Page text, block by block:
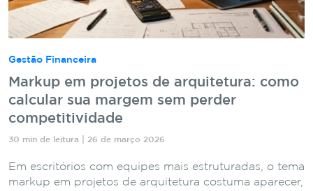
Gestão Financeira
Markup em projetos de arquitetura: como
calcular sua margem sem perder
competitividade
30 min de leitura | 26 de março 2026
Em escritórios com equipes mais estruturadas, o tema
markup em projetos de arquitetura costuma aparecer,